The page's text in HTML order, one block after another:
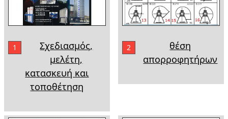
1
Σχεδιασμός,
μελέτη,
κατασκευή και
τοποθέτηση
2
θέση
απορροφητήρων